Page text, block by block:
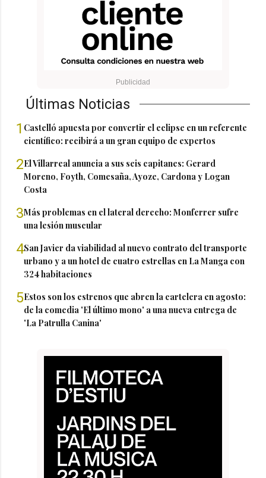
Últimas Noticias
1 Castelló apuesta por convertir el eclipse en un referente
científico: recibirá a un gran equipo de expertos
2El Villarreal anuncia a sus seis capitanes: Gerard
Moreno, Foyth, Comesaña, Ayoze, Cardona y Logan
Costa
3Más problemas en el lateral derecho: Monferrer sufre
una lesión muscular
4San Javier da viabilidad al nuevo contrato del transporte
urbano y a un hotel de cuatro estrellas en La Manga con
324 habitaciones
5Estos son los estrenos que abren la cartelera en agosto:
de la comedia 'El último mono' a una nueva entrega de
'La Patrulla Canina'